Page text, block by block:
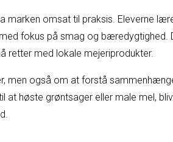
marken omsat til praksis. Eleverne
fokus på smag og bæredygtighed.
retter med lokale mejeriprodukter.
men også om at forstå
at høste grøntsager eller male mel,